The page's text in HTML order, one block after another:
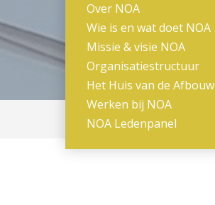
Over NOA
Wie is en wat doet NOA
Missie & visie NOA
Organisatiestructuur
Het Huis van de Afbouw
Werken bij NOA
NOA Ledenpanel